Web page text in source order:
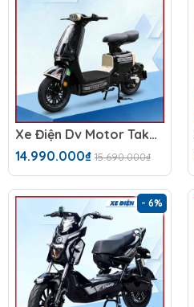
Xe Điện Dv Motor Takashi Money Pro (60V-23Ah) 5 Bình
14.990.000₫ 15.690.000₫
- 6%